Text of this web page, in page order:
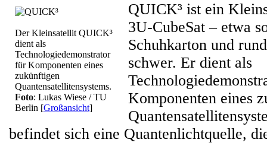
Der Kleinsatellit QUICK³
dient als
Technologiedemonstrator
für Komponenten eines
zukünftigen
Quantensatellitensystems.
Foto: Lukas Wiese / TU
Berlin [Großansicht]
QUICK³ ist ein
3U-CubeSat – etwa
Schuhkarton und
schwer. Er dient als
Komponenten eines
befindet sich eine Quantenlichtquelle,